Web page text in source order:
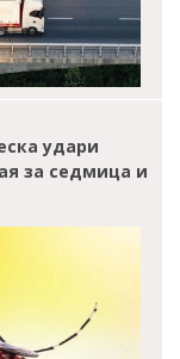
удари
за седмица и